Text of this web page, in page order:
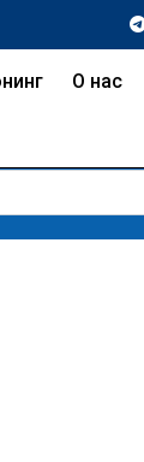
О нас